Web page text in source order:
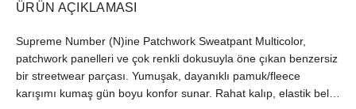
ÜRÜN AÇIKLAMASI
Supreme Number (N)ine Patchwork Sweatpant Multicolor,
patchwork panelleri ve çok renkli dokusuyla öne çıkan benzersiz
bir streetwear parçası. Yumuşak, dayanıklı pamuk/fleece
karışımı kumaş gün boyu konfor sunar. Rahat kalıp, elastik bel